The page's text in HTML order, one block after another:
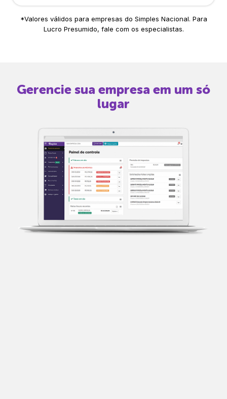
*Valores válidos para empresas do Simples Nacional. Para
Lucro Presumido, fale com os especialistas.
Gerencie sua empresa em um só
lugar